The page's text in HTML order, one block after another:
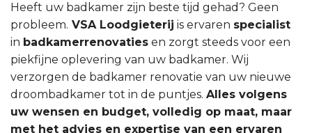
Heeft uw badkamer zijn beste tijd gehad? Geen
probleem. VSA Loodgieterij is ervaren specialist
in badkamerrenovaties en zorgt steeds voor een
piekfijne oplevering van uw badkamer. Wij
verzorgen de badkamer renovatie van uw nieuwe
droombadkamer tot in de puntjes. Alles volgens
uw wensen en budget, volledig op maat, maar
met het advies en expertise van een ervaren